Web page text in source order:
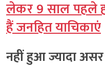
लेकर 9 साल पहले
हैं जनहित याचिकाएं
नहीं हुआ ज्यादा असर